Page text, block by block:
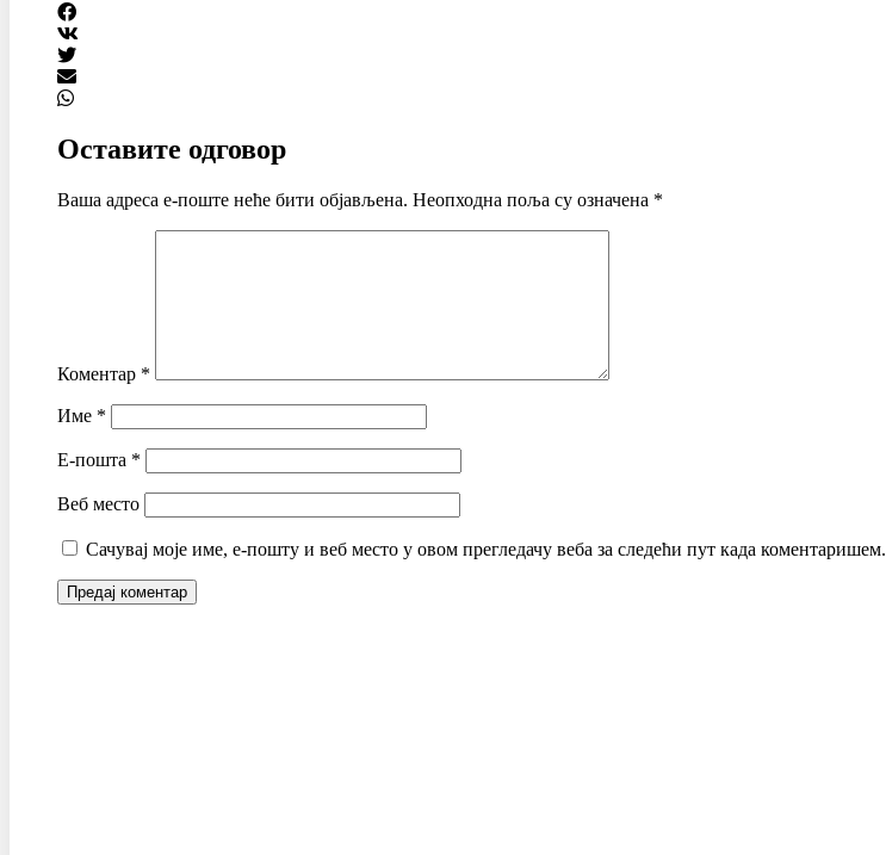
Оставите одговор
Ваша адреса е-поште неће бити објављена. Неопходна поља су означена *
Коментар *
Име *
Е-пошта *
Веб место
Сачувај моје име, е-пошту и веб место у овом прегледачу веба за следећи пут када коментаришем.